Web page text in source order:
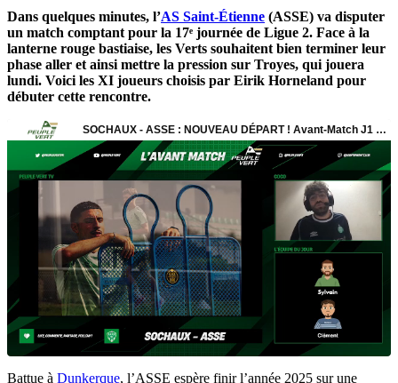
Dans quelques minutes, l’AS Saint-Étienne (ASSE) va disputer
un match comptant pour la 17ᵉ journée de Ligue 2. Face à la
lanterne rouge bastiaise, les Verts souhaitent bien terminer leur
phase aller et ainsi mettre la pression sur Troyes, qui jouera
lundi. Voici les XI joueurs choisis par Eirik Horneland pour
débuter cette rencontre.
Battue à Dunkerque, l’ASSE espère finir l’année 2025 sur une